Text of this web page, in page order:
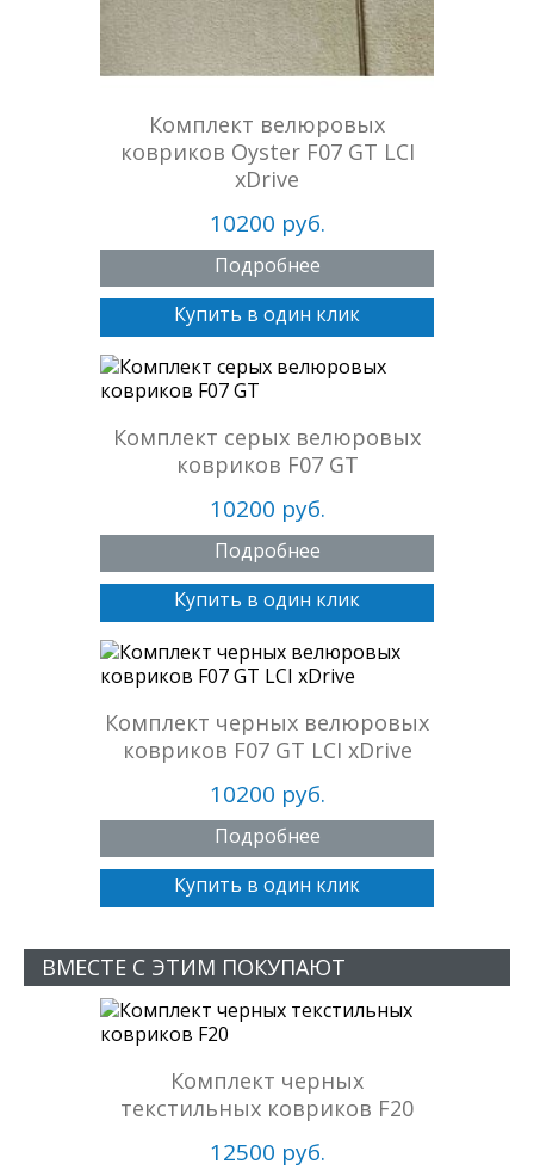
Комплект велюровых
ковриков Oyster F07 GT LCI
xDrive
10200 руб.
Подробнее
Купить в один клик
Комплект серых велюровых
ковриков F07 GT
10200 руб.
Подробнее
Купить в один клик
Комплект черных велюровых
ковриков F07 GT LCI xDrive
10200 руб.
Подробнее
Купить в один клик
ВМЕСТЕ С ЭТИМ ПОКУПАЮТ
Комплект черных
текстильных ковриков F20
12500 руб.